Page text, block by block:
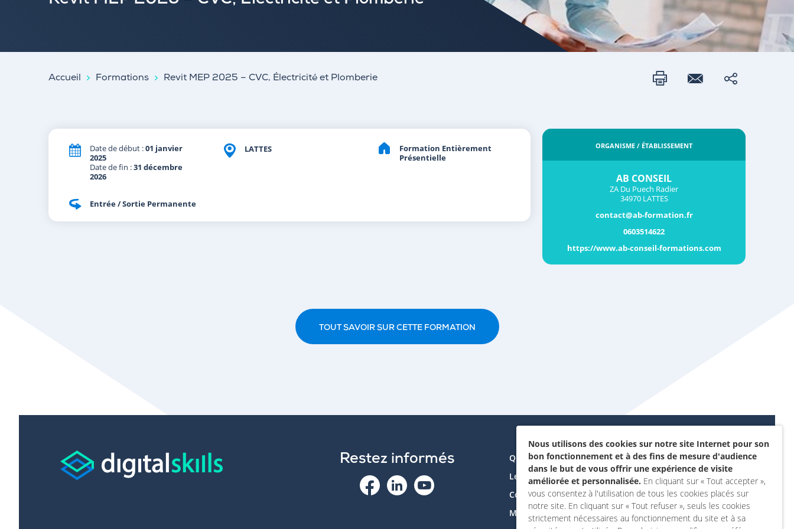
Accueil Formations Revit MEP 2025 – CVC, Électricité et Plomberie
Date de début :01 janvier
2025
Date de fin :31 décembre
2026
LATTES
Formation Entièrement
Présentielle
Entrée / Sortie Permanente
ORGANISME / ÉTABLISSEMENT
AB CONSEIL
ZA Du Puech Radier
34970 LATTES
contact@ab-formation.fr
0603514622
https://www.ab-conseil-formations.com
TOUT SAVOIR SUR CETTE FORMATION
Restez informés
Qui sommes-nous ?
Le projet
Contactez-nous
Mon compte
Données personnelles et
cookies
Accessibilité : non
conforme
Mentions légales
Nous utilisons des cookies sur notre site Internet pour son
bon fonctionnement et à des fins de mesure d'audience
dans le but de vous offrir une expérience de visite
améliorée et personnalisée. En cliquant sur « Tout accepter »,
vous consentez à l'utilisation de tous les cookies placés sur
notre site. En cliquant sur « Tout refuser », seuls les cookies
strictement nécessaires au fonctionnement du site et à sa